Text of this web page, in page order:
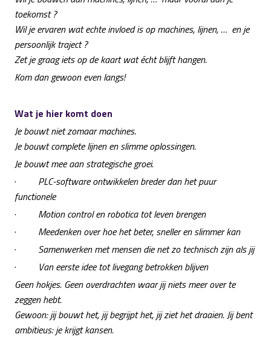
toekomst ?
Wil je ervaren wat echte invloed is op machines, lijnen, … en je
persoonlijk traject ?
Zet je graag iets op de kaart wat écht blijft hangen.
Kom dan gewoon even langs!
Wat je hier komt doen
Je bouwt niet zomaar machines.
Je bouwt complete lijnen en slimme oplossingen.
Je bouwt mee aan strategische groei.
· PLC-software ontwikkelen breder dan het puur
functionele
· Motion control en robotica tot leven brengen
· Meedenken over hoe het beter, sneller en slimmer kan
· Samenwerken met mensen die net zo technisch zijn als jij
· Van eerste idee tot livegang betrokken blijven
Geen hokjes. Geen overdrachten waar jij niets meer over te
zeggen hebt.
Gewoon: jij bouwt het, jij begrijpt het, jij ziet het draaien. Jij bent
ambitieus: je krijgt kansen.